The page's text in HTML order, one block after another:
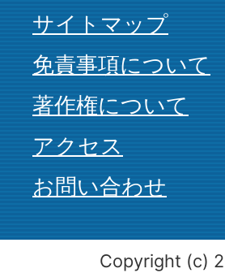
サイトマップ
免責事項について
著作権について
アクセス
お問い合わせ
Copyright (c)